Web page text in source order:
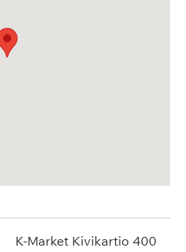
K-Market Kivikartio 400